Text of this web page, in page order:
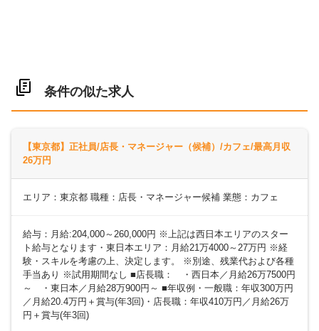
条件の似た求人
【東京都】正社員/店長・マネージャー（候補）/カフェ/最高月収
26万円
エリア：東京都 職種：店長・マネージャー候補 業態：カフェ
給与：月給:204,000～260,000円 ※上記は西日本エリアのスター
ト給与となります・東日本エリア：月給21万4000～27万円 ※経
験・スキルを考慮の上、決定します。 ※別途、残業代および各種
手当あり ※試用期間なし ■店長職： ・西日本／月給26万7500円
～ ・東日本／月給28万900円～ ■年収例・一般職：年収300万円
／月給20.4万円＋賞与(年3回)・店長職：年収410万円／月給26万
円＋賞与(年3回)